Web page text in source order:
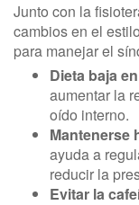
Junto con la
cambios en el
para manejar el
Dieta baja
aumentar la
oído interno.
Mantenerse
ayuda a
reducir la
Evitar la